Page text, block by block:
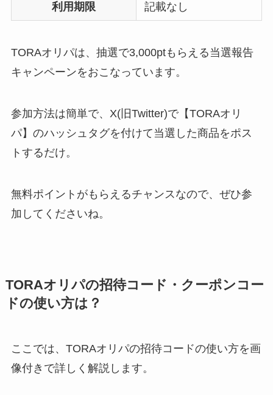
利用期限 記載なし
TORAオリパは、抽選で3,000ptもらえる当選報告
キャンペーンをおこなっています。
参加方法は簡単で、X(旧Twitter)で【TORAオリ
パ】のハッシュタグを付けて当選した商品をポス
トするだけ。
無料ポイントがもらえるチャンスなので、ぜひ参
加してくださいね。
TORAオリパの招待コード・クーポンコー
ドの使い方は？
ここでは、TORAオリパの招待コードの使い方を画
像付きで詳しく解説します。